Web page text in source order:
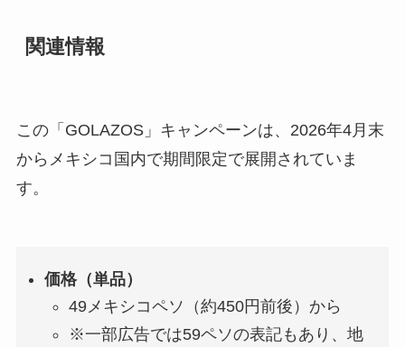
関連情報
この「GOLAZOS」キャンペーンは、2026年4月末
からメキシコ国内で期間限定で展開されていま
す。
価格（単品）
49メキシコペソ（約450円前後）から
※一部広告では59ペソの表記もあり、地